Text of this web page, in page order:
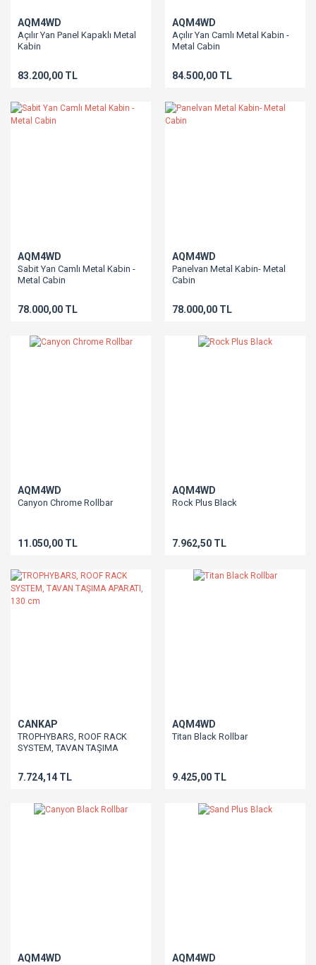
AQM4WD
Açılır Yan Panel Kapaklı Metal
Kabin
83.200,00 TL
AQM4WD
Açılır Yan Camlı Metal Kabin -
Metal Cabin
84.500,00 TL
AQM4WD
Sabit Yan Camlı Metal Kabin -
Metal Cabin
78.000,00 TL
AQM4WD
Panelvan Metal Kabin- Metal
Cabin
78.000,00 TL
AQM4WD
Canyon Chrome Rollbar
11.050,00 TL
AQM4WD
Rock Plus Black
7.962,50 TL
CANKAP
TROPHYBARS, ROOF RACK
SYSTEM, TAVAN TAŞIMA
7.724,14 TL
AQM4WD
Titan Black Rollbar
9.425,00 TL
AQM4WD AQM4WD